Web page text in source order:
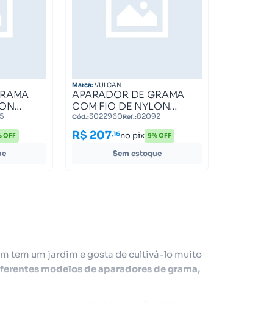
TRENT
OFF
Marca:VULCAN
APARADOR DE GRAMA
COM FIO DE NYLON
1500WATTS 220VOLTS
VA1500E2 VULCAN TRENT
82092
Cód.:3022960Ref.:82092
R$ 207,16no pix 9% OFF
Sem estoque
tem um jardim e gosta de cultivá-lo muito
modelos de aparadores de grama,